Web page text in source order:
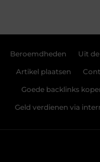
Beroemdheden Uit
Artikel plaatsen
Goede backlinks
Geld verdienen via